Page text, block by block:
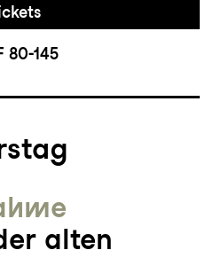
80-145
alten